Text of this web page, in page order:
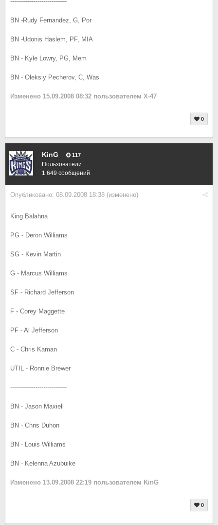
BN -Rudy Fernandez, G, Por
BN -Udonis Haslem, PF, MIA
BN - Kyle Lowry, PG, Mem
BN - Oleksiy Pecherov, C, Was
Изменено 15.09.2008 08:32 пользователем X-47
0
KinG 117
Пользователи
1 649 сообщений
Опубликовано: 08.09.2008 18:38 (изменено)
King Balahna
PG - Deron Williams
SG - Kevin Martin
G - Marcus Williams
SF - Richard Jefferson
F - Corey Maggette
PF - Al Jefferson
C - Chris Kaman
UTIL - Ronnie Brewer
-----------------------------
BN - Jason Maxiell
BN - Chris Duhon
BN - Louis Williams
BN - Kelenna Azubuike
Изменено 13.09.2008 22:19 пользователем KinG
0